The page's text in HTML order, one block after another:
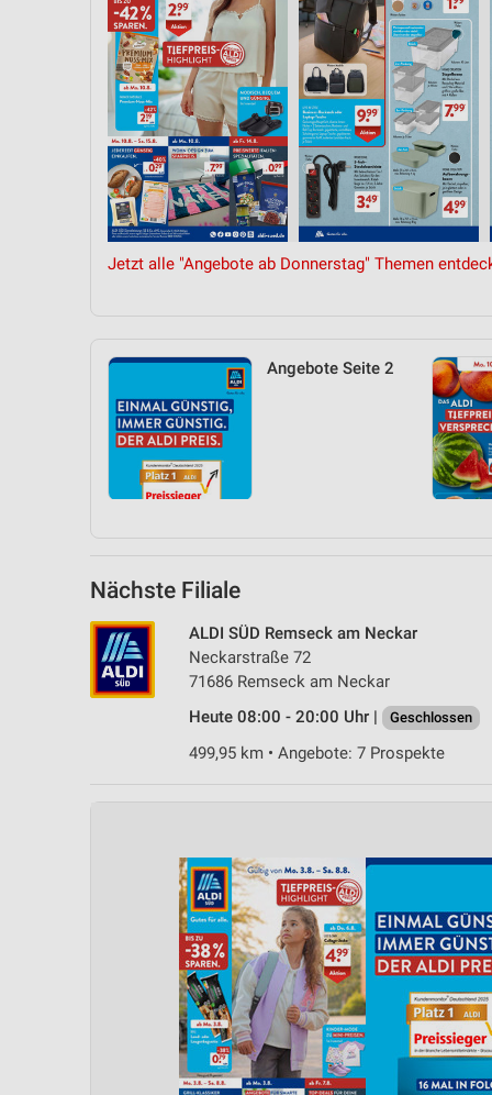
Jetzt alle "Angebote ab Donnerstag" Themen
Angebote Seite 2
Nächste Filiale
ALDI SÜD Remseck am Neckar
Neckarstraße 72
71686 Remseck am Neckar
Heute 08:00 - 20:00 Uhr |
Geschlossen
499,95 km • Angebote: 7 Prospekte
Verwendung von Profilen zur Auswahl personalisierter Inhalte
Messung der Werbeleistung
Messung der Performance von Inhalten
Analyse von Zielgruppen durch Statistiken oder Kombinationen
Entwicklung und Verbesserung der Angebote
Verwendung reduzierter Daten zur Auswahl von Inhalten
Geräte anhand von aktiv angeforderten Informationen
Nicht-IAB-Verarbeitungszwecke:
Werbung